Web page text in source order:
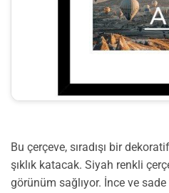
Bu çerçeve, sıradışı bir
şıklık katacak. Siyah renkli
görünüm sağlıyor. İnce ve